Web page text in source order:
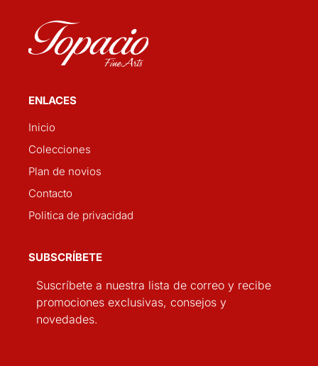
ENLACES
Inicio
Colecciones
Plan de novios
Contacto
Politica de privacidad
SUBSCRÍBETE
Suscríbete a nuestra lista de correo y recibe
promociones exclusivas, consejos y
novedades.